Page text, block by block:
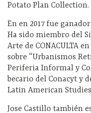
Potato Plan Collection.
En en 2017 fue
Ha sido miembro del
Arte de CONACULTA
sobre “Urbanismos
Periferia Informal y
becario del Conacyt y
Latin American
Jose Castillo también